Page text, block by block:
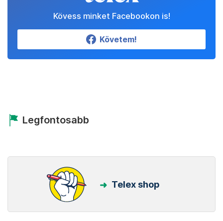
Kövess minket Facebookon is!
Követem!
Legfontosabb
Telex shop